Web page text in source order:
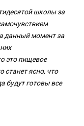
школы за
данный момент за
это пищевое
ясно, что
будут готовы все